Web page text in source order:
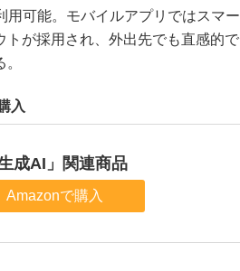
可能。モバイルアプリではスマー
トが採用され、外出先でも直感的で
入
生成AI」関連商品
Amazonで購入